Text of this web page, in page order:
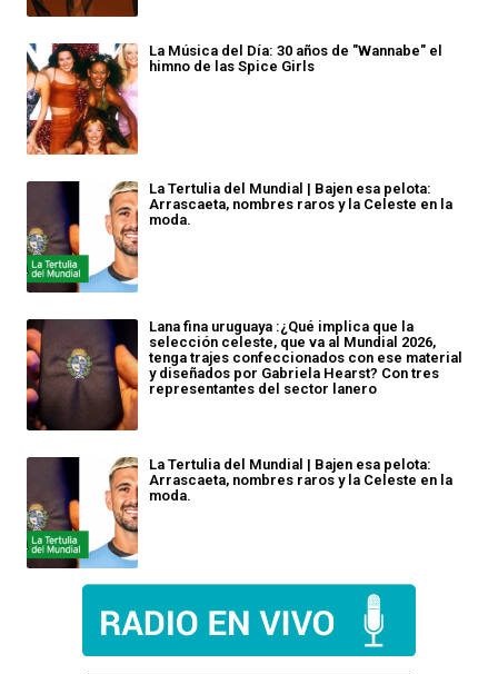
La Música del Día: 30 años de "Wannabe" el
himno de las Spice Girls
La Tertulia del Mundial | Bajen esa pelota:
Arrascaeta, nombres raros y la Celeste en la
moda.
Lana fina uruguaya :¿Qué implica que la
selección celeste, que va al Mundial 2026,
tenga trajes confeccionados con ese material
y diseñados por Gabriela Hearst? Con tres
representantes del sector lanero
La Tertulia del Mundial | Bajen esa pelota:
Arrascaeta, nombres raros y la Celeste en la
moda.